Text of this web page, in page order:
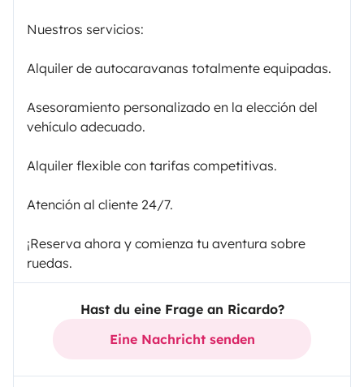
Nuestros servicios:
Alquiler de autocaravanas totalmente equipadas.
Asesoramiento personalizado en la elección del
vehículo adecuado.
Alquiler flexible con tarifas competitivas.
Atención al cliente 24/7.
¡Reserva ahora y comienza tu aventura sobre
ruedas.
Hast du eine Frage an Ricardo?
Eine Nachricht senden